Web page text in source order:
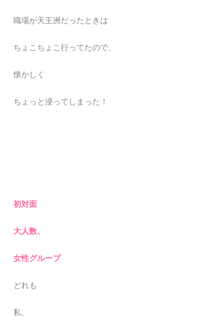
職場が天王洲だったときは
ちょこちょこ行ってたので、
懐かしく
ちょっと浸ってしまった！
初対面
大人数、
女性グループ
どれも
私、